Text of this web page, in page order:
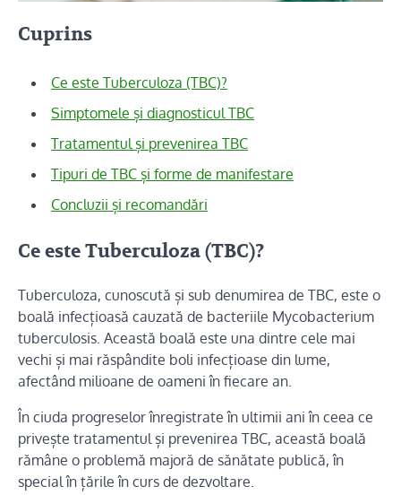
Cuprins
Ce este Tuberculoza (TBC)?
Simptomele și diagnosticul TBC
Tratamentul și prevenirea TBC
Tipuri de TBC și forme de manifestare
Concluzii și recomandări
Ce este Tuberculoza (TBC)?
Tuberculoza, cunoscută și sub denumirea de TBC, este o
boală infecțioasă cauzată de bacteriile Mycobacterium
tuberculosis. Această boală este una dintre cele mai
vechi și mai răspândite boli infecțioase din lume,
afectând milioane de oameni în fiecare an.
În ciuda progreselor înregistrate în ultimii ani în ceea ce
privește tratamentul și prevenirea TBC, această boală
rămâne o problemă majoră de sănătate publică, în
special în țările în curs de dezvoltare.